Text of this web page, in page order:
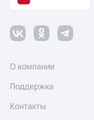
О компании
Поддержка
Контакты